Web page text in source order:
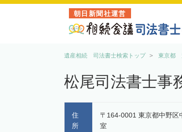
朝日新聞社運営
遺産相続 司法書士検索トップ 東京都
松尾司法書士事
住
所
〒164-0001 東京都中野区
室